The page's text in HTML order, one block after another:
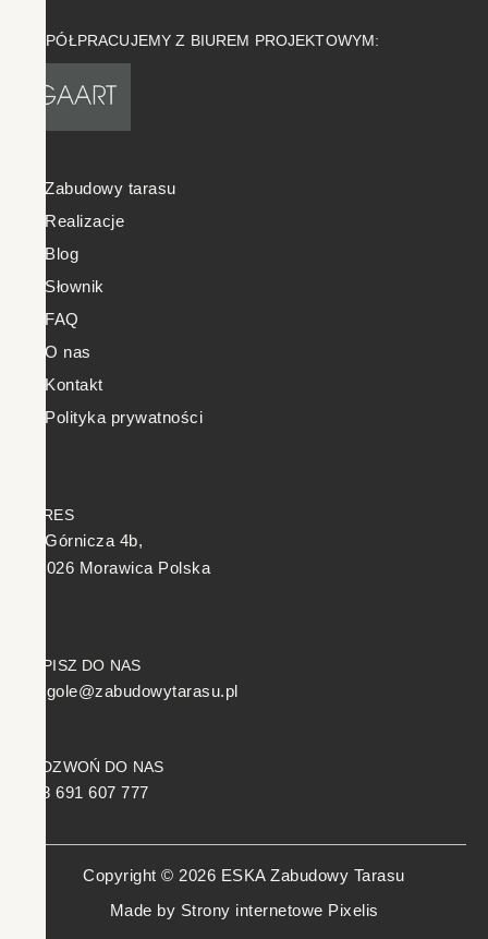
WSPÓŁPRACUJEMY Z BIUREM PROJEKTOWYM:
Zabudowy tarasu
Realizacje
Blog
Słownik
FAQ
O nas
Kontakt
Polityka prywatności
ADRES
ul. Górnicza 4b,
26-026 Morawica Polska
NAPISZ DO NAS
pergole@zabudowytarasu.pl
ZADZWOŃ DO NAS
+48 691 607 777
Copyright © 2026 ESKA Zabudowy Tarasu
Made by Strony internetowe Pixelis